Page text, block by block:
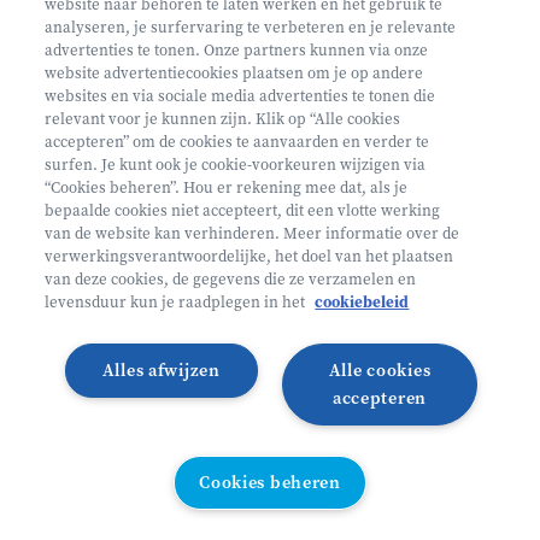
Volg ons op
Volg onze Facebook pagina
Volg onze Instagram pagina
Volg onze LinkedIn pagina
Volg onze TikTok pagina
Partner van Helan
Toegankelijkheidsverklaring ↗
Cookie policy
Algemene voorwaarden
Integriteitsbeleid
Illustraties van Freepik
website naar behoren te laten werken en het gebruik te
analyseren, je surfervaring te verbeteren en je relevante
advertenties te tonen. Onze partners kunnen via onze
website advertentiecookies plaatsen om je op andere
websites en via sociale media advertenties te tonen die
relevant voor je kunnen zijn. Klik op “Alle cookies
accepteren” om de cookies te aanvaarden en verder te
surfen. Je kunt ook je cookie-voorkeuren wijzigen via
“Cookies beheren”. Hou er rekening mee dat, als je
bepaalde cookies niet accepteert, dit een vlotte werking
van de website kan verhinderen. Meer informatie over de
verwerkingsverantwoordelijke, het doel van het plaatsen
van deze cookies, de gegevens die ze verzamelen en
levensduur kun je raadplegen in het cookiebeleid
Alle cookies
accepteren
Alles afwijzen
Cookies beheren